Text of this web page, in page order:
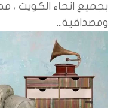
بجميع انحاء الكويت ،
ومصداقية...